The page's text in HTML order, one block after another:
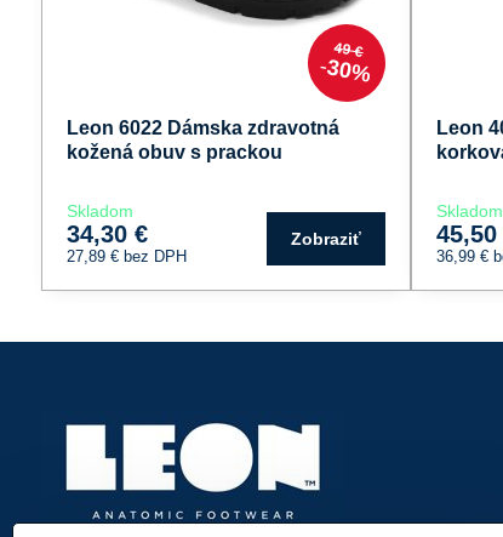
49 €
30%
Leon 6022 Dámska zdravotná
kožená obuv s prackou
Skladom
34,30 €
27,89 € bez DPH
Zobraziť
Leon
Skladom
45,50
36,99 €